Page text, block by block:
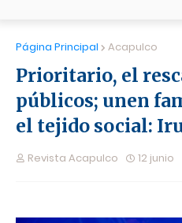
Página Principal Acapulco
Prioritario, el
públicos; unen
el tejido social:
Revista Acapulco 12 junio